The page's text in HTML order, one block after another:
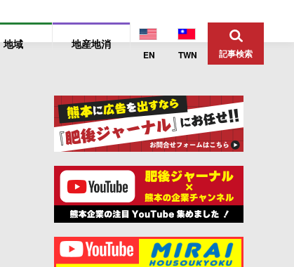
地域 地産地消
EN TWN 記事検索